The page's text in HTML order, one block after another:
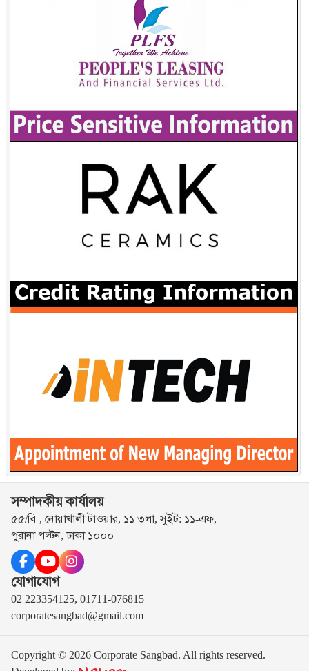
সম্পাদকীয় কার্যালয়
৫৫/বি , নোয়াখালী টাওয়ার, ১১ তলা, সুইট: ১১-এফ,
পুরানা পল্টন, ঢাকা ১০০০।
যোগাযোগ
02 223354125, 01711-076815
corporatesangbad@gmail.com
Copyright © 2026 Corporate Sangbad. All rights reserved.